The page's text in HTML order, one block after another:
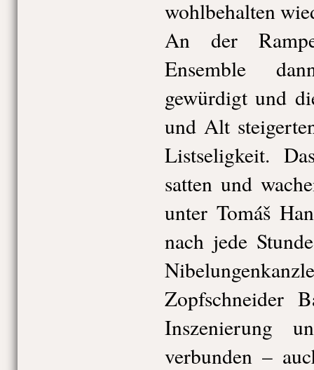
wohlbehalten
An der
Ensemble
gewürdigt und
und Alt
Listseligkeit.
satten und
unter Tomáš
nach jede
Zopfschneider
Inszenierung
verbunden –